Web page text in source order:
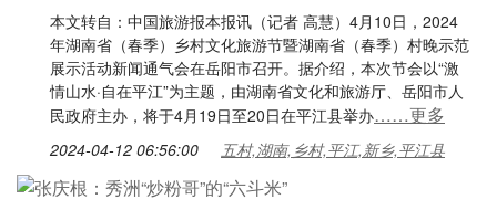
本文转自：中国旅游报本报讯（记者 高慧）4月10日，2024
年湖南省（春季）乡村文化旅游节暨湖南省（春季）村晚示范
展示活动新闻通气会在岳阳市召开。据介绍，本次节会以“激
情山水·自在平江”为主题，由湖南省文化和旅游厅、岳阳市人
民政府主办，将于4月19日至20日在平江县举办……更多
2024-04-12 06:56:00 五村,湖南,乡村,平江,新乡,平江县